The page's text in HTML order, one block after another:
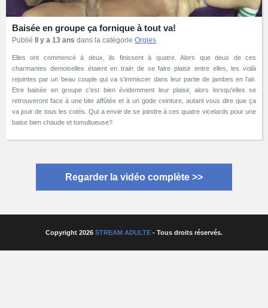
Baisée en groupe ça fornique à tout va!
Publié Il y a 13 ans dans la catégorie Orgies
Elles ont commencé à deux, ils finissent à quatre. Alors que deux de ces
charmantes demoiselles étaient en train de se faire plaisir entre elles, les voilà
rejointes par un beau couple qui va s'immiscer dans leur partie de jambes en l'air.
Etre baisée en groupe c'est bien évidemment leur plaisir, alors lorsqu'elles se
retrouveront face à une bite affûtée et à un gode ceinture, autant vous dire que ça
va jouir de tous les cotés. Qui a envie de se joindre à ces quatre vicelards pour une
baise bien chaude et tumultueuse?
Regarder la vidéo complète >>
Copyright 2026 STREAM ADULTE - Tous droits réservés.